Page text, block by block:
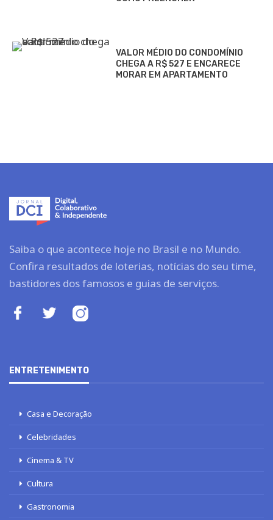
VALOR MÉDIO DO CONDOMÍNIO
CHEGA A R$ 527 E ENCARECE
MORAR EM APARTAMENTO
Saiba o que acontece hoje no Brasil e no Mundo.
Confira resultados de loterias, notícias do seu time,
bastidores dos famosos e guias de serviços.
ENTRETENIMENTO
Casa e Decoração
Celebridades
Cinema & TV
Cultura
Gastronomia